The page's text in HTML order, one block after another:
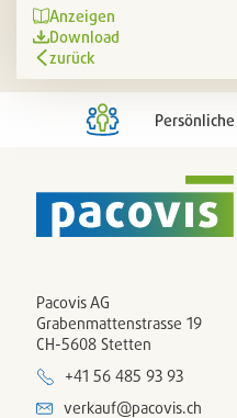
Anzeigen
Download
zurück
Pacovis AG
Grabenmattenstrasse 19
CH-5608 Stetten
+41 56 485 93 93
verkauf@pacovis.ch